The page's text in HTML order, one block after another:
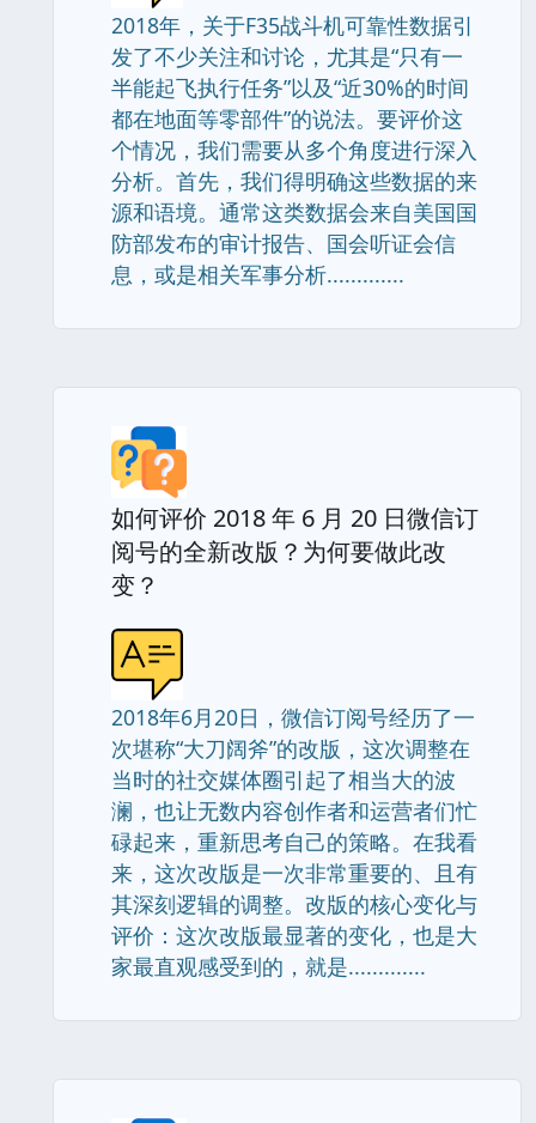
2018年，关于F35战斗机可靠性数据引
发了不少关注和讨论，尤其是“只有一
半能起飞执行任务”以及“近30%的时间
都在地面等零部件”的说法。要评价这
个情况，我们需要从多个角度进行深入
分析。首先，我们得明确这些数据的来
源和语境。通常这类数据会来自美国国
防部发布的审计报告、国会听证会信
息，或是相关军事分析.............
如何评价 2018 年 6 月 20 日微信订
阅号的全新改版？为何要做此改
变？
2018年6月20日，微信订阅号经历了一
次堪称“大刀阔斧”的改版，这次调整在
当时的社交媒体圈引起了相当大的波
澜，也让无数内容创作者和运营者们忙
碌起来，重新思考自己的策略。在我看
来，这次改版是一次非常重要的、且有
其深刻逻辑的调整。改版的核心变化与
评价：这次改版最显著的变化，也是大
家最直观感受到的，就是.............